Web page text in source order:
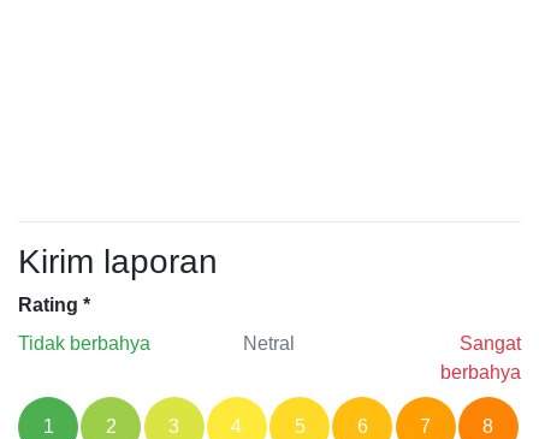
Kirim laporan
Rating *
Tidak berbahya
Netral
Sangat
berbahya
1 2 3 4 5 6 7 8